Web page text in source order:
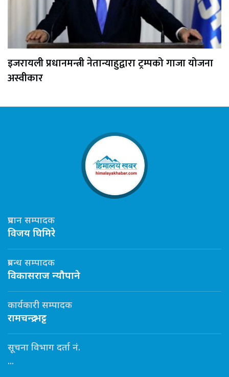
इजरायली प्रधानमन्त्री नेतान्याहुद्वारा ट्रम्पको गाजा योजना
अस्वीकार
प्रधान सम्पादक
विजय घिमिरे
प्रबन्ध सम्पादक
विकासराज न्यौपाने
कार्यकारी सम्पादक
रामचन्द्र भट्ट
सूचना विभाग दर्ता नं.
...